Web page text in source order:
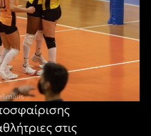
στις